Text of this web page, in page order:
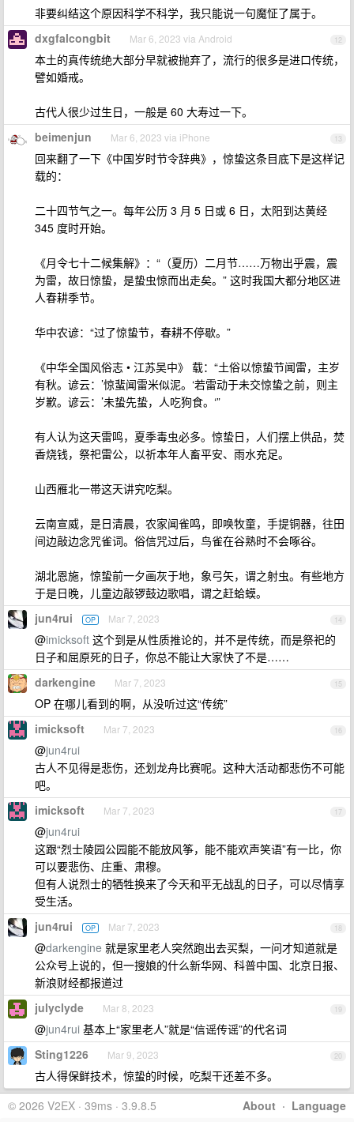
非要纠结这个原因科学不科学，我只能说一句魔怔了属于。
12
dxgfalcongbit Mar 6, 2023 via Android
本土的真传统绝大部分早就被抛弃了，流行的很多是进口传统，
譬如婚戒。
古代人很少过生日，一般是 60 大寿过一下。
13
beimenjun Mar 6, 2023 via iPhone
回来翻了一下《中国岁时节令辞典》，惊蛰这条目底下是这样记
载的：
二十四节气之一。每年公历 3 月 5 日或 6 日，太阳到达黄经
345 度时开始。
《月令七十二候集解》：“（夏历）二月节……万物出乎震，震
为雷，故日惊蛰，是蛰虫惊而出走矣。” 这时我国大都分地区进
人春耕季节。
华中农谚：“过了惊蛰节，春耕不停歇。”
《中华全国风俗志 • 江苏吴中》 载：“土俗以惊蛰节闻雷，主岁
有秋。谚云：’惊蜚闻雷米似泥。‘若雷动于未交惊蛰之前，则主
岁歉。谚云：’未蛰先蛰，人吃狗食。‘”
有人认为这天雷鸣，夏季毒虫必多。惊蛰日，人们摆上供品，焚
香烧钱，祭祀雷公，以祈本年人畜平安、雨水充足。
山西雁北一帯这天讲究吃梨。
云南宣威，是日清晨，农家闻雀鸣，即唤牧童，手提铜器，往田
间边敲边念咒雀词。俗信咒过后，鸟雀在谷熟时不会啄谷。
湖北恩施，惊蛰前一夕画灰于地，象弓矢，谓之射虫。有些地方
于是日晚，儿童边敲锣鼓边歌唱，谓之赶蛤蟆。
14
jun4rui OP Mar 7, 2023
@imicksoft 这个到是从性质推论的，并不是传统，而是祭祀的
日子和屈原死的日子，你总不能让大家快了不是……
15
darkengine Mar 7, 2023
OP 在哪儿看到的啊，从没听过这“传统”
16
imicksoft Mar 7, 2023
@jun4rui
古人不见得是悲伤，还划龙舟比赛呢。这种大活动都悲伤不可能
吧。
17
imicksoft Mar 7, 2023
@jun4rui
这跟“烈士陵园公园能不能放风筝，能不能欢声笑语”有一比，你
可以要悲伤、庄重、肃穆。
但有人说烈士的牺牲换来了今天和平无战乱的日子，可以尽情享
受生活。
18
jun4rui OP Mar 7, 2023
@darkengine 就是家里老人突然跑出去买梨，一问才知道就是
公众号上说的，但一搜娘的什么新华网、科普中国、北京日报、
新浪财经都报道过
19
julyclyde Mar 8, 2023
@jun4rui 基本上“家里老人”就是“信谣传谣”的代名词
20
Sting1226 Mar 9, 2023
古人得保鲜技术，惊蛰的时候，吃梨干还差不多。
About · Language
© 2026 V2EX · 39ms · 3.9.8.5